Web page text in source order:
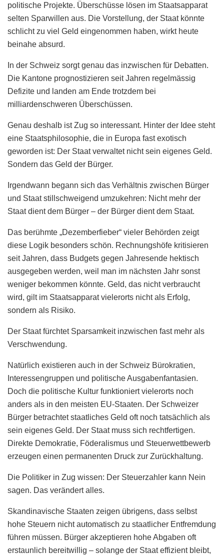
politische Projekte. Überschüsse lösen im Staatsapparat
selten Sparwillen aus. Die Vorstellung, der Staat könnte
schlicht zu viel Geld eingenommen haben, wirkt heute
beinahe absurd.
In der Schweiz sorgt genau das inzwischen für Debatten.
Die Kantone prognostizieren seit Jahren regelmässig
Defizite und landen am Ende trotzdem bei
milliardenschweren Überschüssen.
Genau deshalb ist Zug so interessant. Hinter der Idee steht
eine Staatsphilosophie, die in Europa fast exotisch
geworden ist: Der Staat verwaltet nicht sein eigenes Geld.
Sondern das Geld der Bürger.
Irgendwann begann sich das Verhältnis zwischen Bürger
und Staat stillschweigend umzukehren: Nicht mehr der
Staat dient dem Bürger – der Bürger dient dem Staat.
Das berühmte „Dezemberfieber“ vieler Behörden zeigt
diese Logik besonders schön. Rechnungshöfe kritisieren
seit Jahren, dass Budgets gegen Jahresende hektisch
ausgegeben werden, weil man im nächsten Jahr sonst
weniger bekommen könnte. Geld, das nicht verbraucht
wird, gilt im Staatsapparat vielerorts nicht als Erfolg,
sondern als Risiko.
Der Staat fürchtet Sparsamkeit inzwischen fast mehr als
Verschwendung.
Natürlich existieren auch in der Schweiz Bürokratien,
Interessengruppen und politische Ausgabenfantasien.
Doch die politische Kultur funktioniert vielerorts noch
anders als in den meisten EU-Staaten. Der Schweizer
Bürger betrachtet staatliches Geld oft noch tatsächlich als
sein eigenes Geld. Der Staat muss sich rechtfertigen.
Direkte Demokratie, Föderalismus und Steuerwettbewerb
erzeugen einen permanenten Druck zur Zurückhaltung.
Die Politiker in Zug wissen: Der Steuerzahler kann Nein
sagen. Das verändert alles.
Skandinavische Staaten zeigen übrigens, dass selbst
hohe Steuern nicht automatisch zu staatlicher Entfremdung
führen müssen. Bürger akzeptieren hohe Abgaben oft
erstaunlich bereitwillig – solange der Staat effizient bleibt,